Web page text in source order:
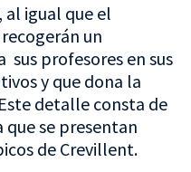
al igual que el
un
sus profesores en sus
y que dona la
detalle consta de
que se presentan
de Crevillent.